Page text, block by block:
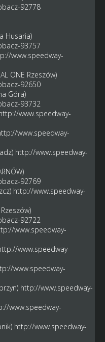
92778
Husaria)
93757
www.speedway-
ONE Rzeszów)
92650
Góra)
93732
www.speedway-
www.speedway-
http://www.speedway-
92769
http://www.speedway-
92722
www.speedway-
www.speedway-
www.speedway-
http://www.speedway-
www.speedway-
http://www.speedway-